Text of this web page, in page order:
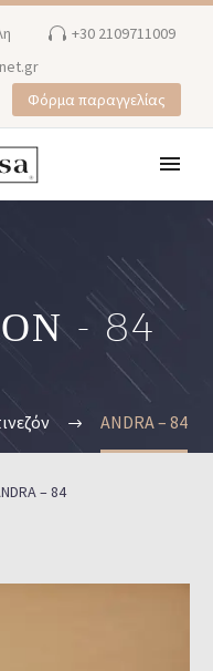
+30 2109711009
Φόρμα παραγγελίας
- 84
ANDRA – 84
– 84